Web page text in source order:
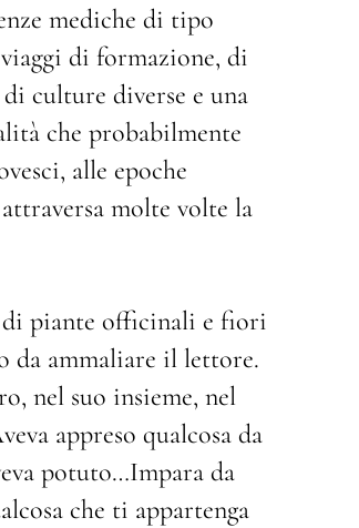
mediche di tipo
di formazione, di
culture diverse e una
che probabilmente
alle epoche
molte volte la
piante officinali e fiori
da ammaliare il lettore.
nel suo insieme, nel
appreso qualcosa da
potuto…Impara da
che ti appartenga